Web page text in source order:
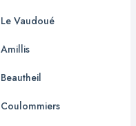
Le Vaudoué
Amillis
Beautheil
Coulommiers